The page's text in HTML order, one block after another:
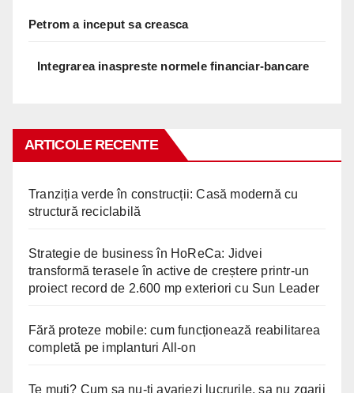
Petrom a inceput sa creasca
Integrarea inaspreste normele financiar-bancare
ARTICOLE RECENTE
Tranziția verde în construcții: Casă modernă cu
structură reciclabilă
Strategie de business în HoReCa: Jidvei
transformă terasele în active de creștere printr-un
proiect record de 2.600 mp exteriori cu Sun Leader
Fără proteze mobile: cum funcționează reabilitarea
completă pe implanturi All-on
Te muti? Cum sa nu-ti avariezi lucrurile, sa nu zgarii